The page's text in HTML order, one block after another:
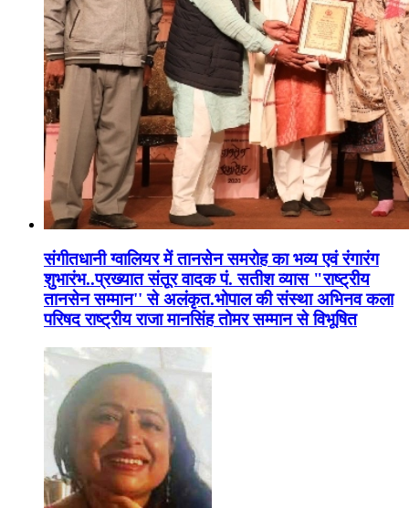
संगीतधानी ग्वालियर में तानसेन समरोह का भव्य एवं रंगारंग
शुभारंभ..प्रख्यात संतूर वादक पं. सतीश व्यास "राष्ट्रीय
तानसेन सम्मान'' से अलंकृत.भोपाल की संस्था अभिनव कला
परिषद राष्ट्रीय राजा मानसिंह तोमर सम्मान से विभूषित